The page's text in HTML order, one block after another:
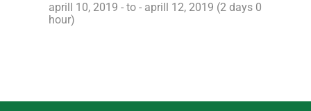
aprill 10, 2019 - to - aprill 12, 2019 (2 days 0
hour)